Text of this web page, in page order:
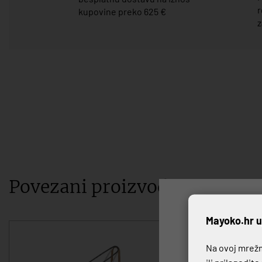
kupovine preko 625 €
Povezani proizvodi
Mayoko.hr
Na ovoj